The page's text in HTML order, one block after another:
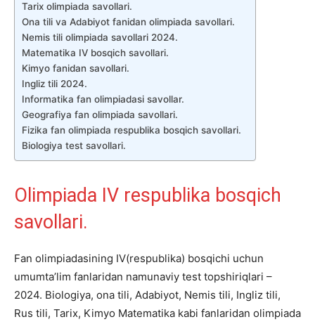
Tarix olimpiada savollari.
Ona tili va Adabiyot fanidan olimpiada savollari.
Nemis tili olimpiada savollari 2024.
Matematika IV bosqich savollari.
Kimyo fanidan savollari.
Ingliz tili 2024.
Informatika fan olimpiadasi savollar.
Geografiya fan olimpiada savollari.
Fizika fan olimpiada respublika bosqich savollari.
Biologiya test savollari.
Olimpiada IV respublika bosqich
savollari.
Fan olimpiadasining IV(respublika) bosqichi uchun
umumta’lim fanlaridan namunaviy test topshiriqlari –
2024. Biologiya, ona tili, Adabiyot, Nemis tili, Ingliz tili,
Rus tili, Tarix, Kimyo Matematika kabi fanlaridan olimpiada